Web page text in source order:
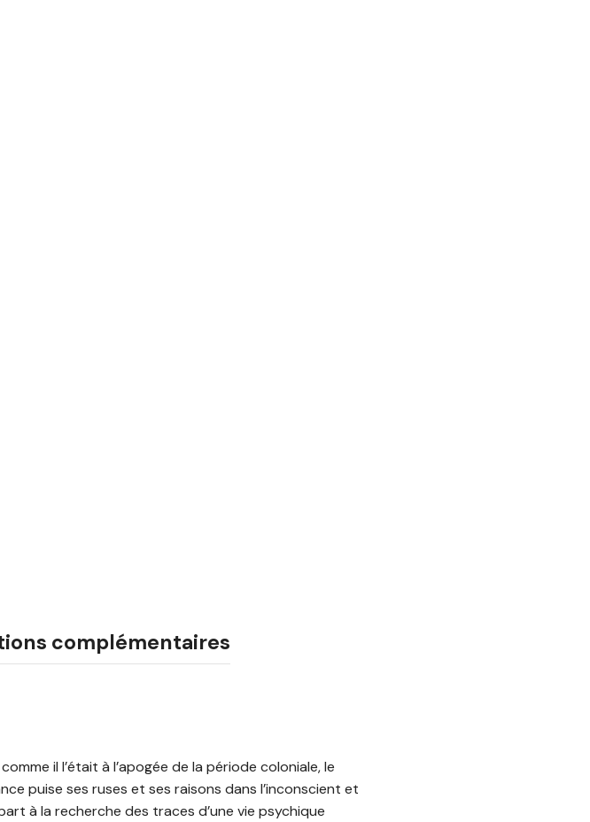
complémentaires
il l’était à l’apogée de la période coloniale, le
puise ses ruses et ses raisons dans l’inconscient et
à la recherche des traces d’une vie psychique